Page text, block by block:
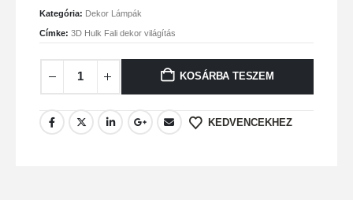
Kategória: Dekor Lámpák
Címke: 3D Hulk Fali dekor világítás
KOSÁRBA TESZEM
KEDVENCEKHEZ